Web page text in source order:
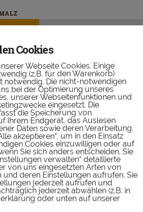
SHERRY
Abgang
Cookies
Webseite Cookies. Einige
(z.B. für den Warenkorb)
notwendig. Die nicht-notwendigen
bei der Optimierung unseres
unserer Webseitenfunktionen und
eingesetzt. Die
die Speicherung von
Ihrem Endgerät, das Auslesen
Daten sowie deren Verarbeitung.
akzeptieren“, um in den Einsatz
Cookies einzuwilligen oder auf
Sie sich anders entscheiden. Sie
verwalten“ detaillierte
von uns eingesetzten Arten von
und deren Einstellungen aufrufen. Sie
jederzeit aufrufen und
jederzeit abwählen (z.B. in
oder unten auf unserer